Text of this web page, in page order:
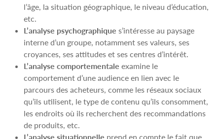
l’âge, la situation géographique, le niveau d’éducation,
etc.
L’analyse psychographique s’intéresse au paysage
interne d’un groupe, notamment ses valeurs, ses
croyances, ses attitudes et ses centres d’intérêt.
L’analyse comportementale examine le
comportement d’une audience en lien avec le
parcours des acheteurs, comme les réseaux sociaux
qu’ils utilisent, le type de contenu qu’ils consomment,
les endroits où ils recherchent des recommandations
de produits, etc.
L’analyse situationnelle prend en compte le fait que